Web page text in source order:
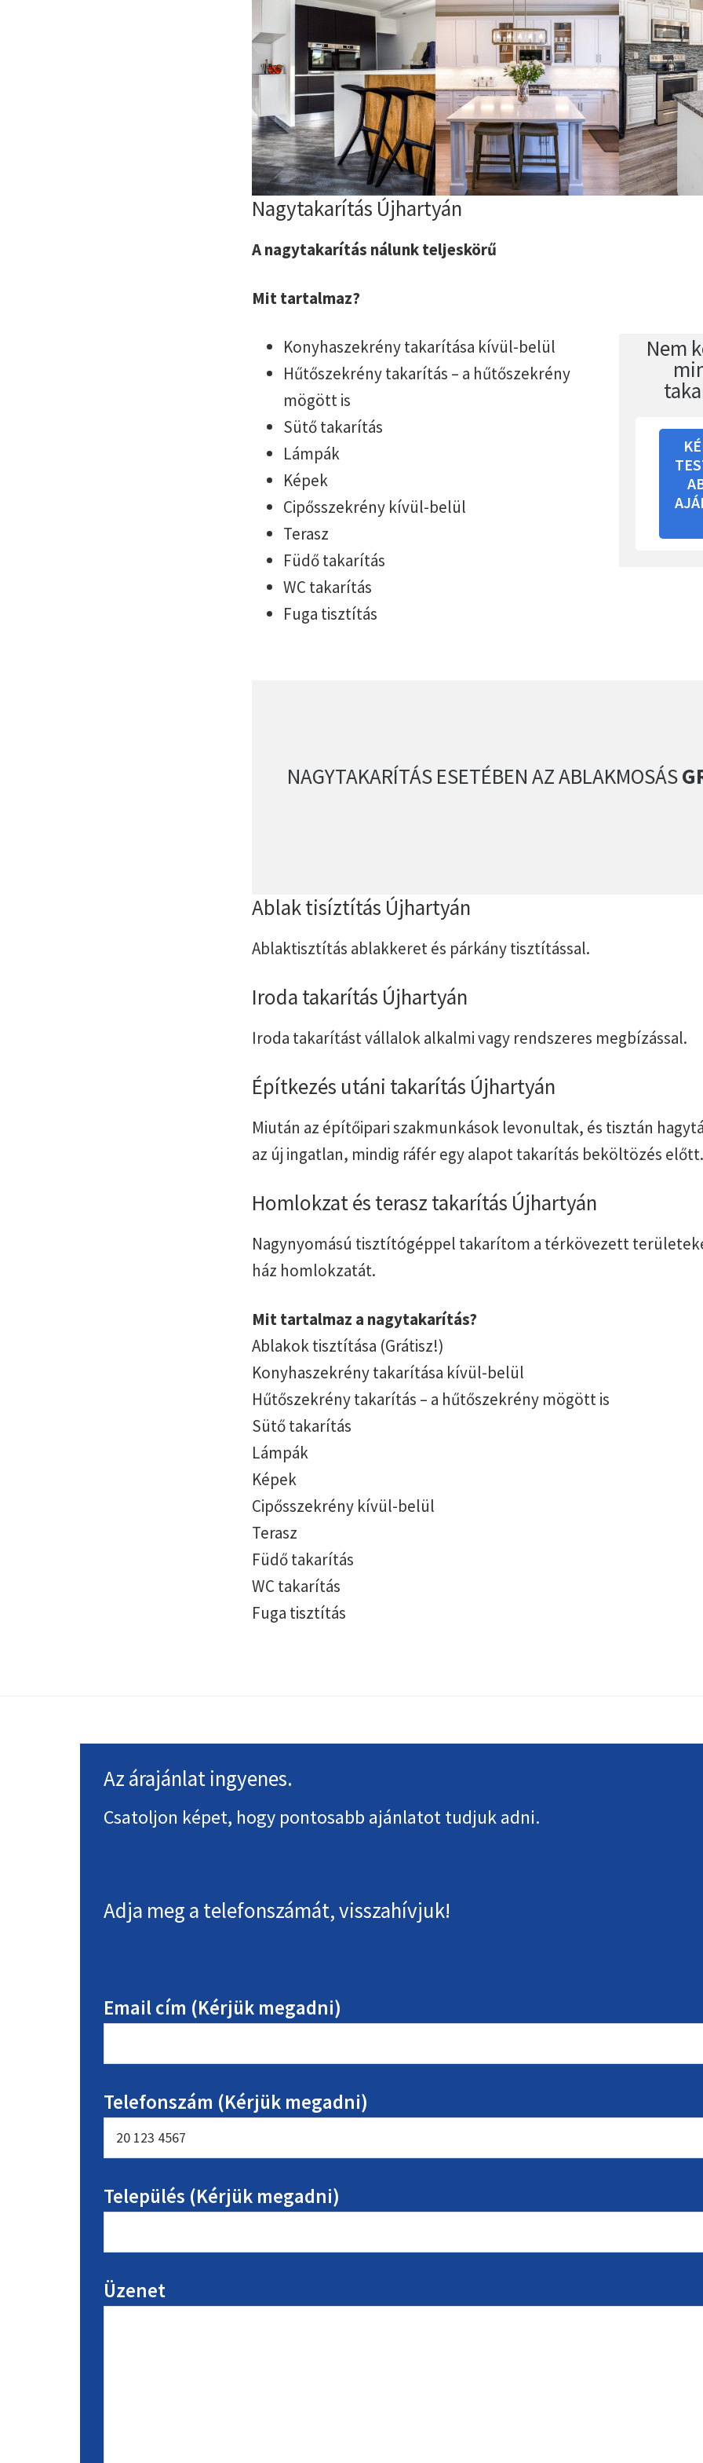
Nagytakarítás Újhartyán
A nagytakarítás nálunk teljeskörű
Mit tartalmaz?
Konyhaszekrény takarítása kívül-belül
Hűtőszekrény takarítás – a hűtőszekrény
mögött is
Sütő takarítás
Lámpák
Képek
Cipősszekrény kívül-belül
Terasz
Füdő takarítás
WC takarítás
Fuga tisztítás
Nem
NAGYTAKARÍTÁS ESETÉBEN AZ ABLAKMOSÁS
Ablak tisíztítás Újhartyán
Ablaktisztítás ablakkeret és párkány tisztítással.
Iroda takarítás Újhartyán
Iroda takarítást vállalok alkalmi vagy rendszeres megbízással.
Építkezés utáni takarítás Újhartyán
Miután az építőipari szakmunkások levonultak, és tisztán
az új ingatlan, mindig ráfér egy alapot takarítás beköltözés előtt.
Homlokzat és terasz takarítás Újhartyán
Nagynyomású tisztítógéppel takarítom a térkövezett
ház homlokzatát.
Mit tartalmaz a nagytakarítás?
Ablakok tisztítása (Grátisz!)
Konyhaszekrény takarítása kívül-belül
Hűtőszekrény takarítás – a hűtőszekrény mögött is
Sütő takarítás
Lámpák
Képek
Cipősszekrény kívül-belül
Terasz
Füdő takarítás
WC takarítás
Fuga tisztítás
Az árajánlat ingyenes.
Csatoljon képet, hogy pontosabb ajánlatot tudjuk adni.
Adja meg a telefonszámát, visszahívjuk!
Email cím (Kérjük megadni)
Telefonszám (Kérjük megadni)
Település (Kérjük megadni)
Üzenet